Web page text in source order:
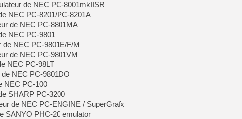
de NEC PC-8001mkIISR
NEC PC-8201/PC-8201A
de NEC PC-8801MA
NEC PC-9801
de NEC PC-9801E/F/M
de NEC PC-9801VM
NEC PC-98LT
NEC PC-9801DO
NEC PC-100
SHARP PC-3200
de NEC PC-ENGINE / SuperGrafx
SANYO PHC-20 emulator